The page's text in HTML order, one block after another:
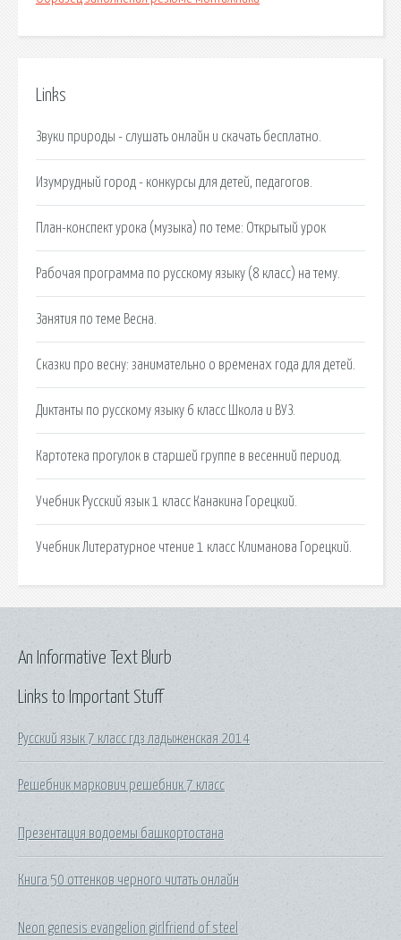
Links
Звуки природы - слушать онлайн и скачать бесплатно.
Изумрудный город - конкурсы для детей, педагогов.
План-конспект урока (музыка) по теме: Открытый урок
Рабочая программа по русскому языку (8 класс) на тему.
Занятия по теме Весна.
Сказки про весну: занимательно о временах года для детей.
Диктанты по русскому языку 6 класс Школа и ВУЗ.
Картотека прогулок в старшей группе в весенний период.
Учебник Русский язык 1 класс Канакина Горецкий.
Учебник Литературное чтение 1 класс Климанова Горецкий.
Links to Important Stuff
Русский язык 7 класс гдз ладыженская 2014
Решебник маркович решебник 7 класс
Презентация водоемы башкортостана
Книга 50 оттенков черного читать онлайн
Neon genesis evangelion girlfriend of steel
An Informative Text Blurb